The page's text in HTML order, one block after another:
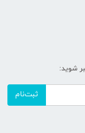
شوید:
ثبت‌نام